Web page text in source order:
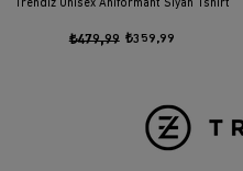
Trendiz Unisex Aniformant Siyah Tshirt
₺359,99
₺479,99